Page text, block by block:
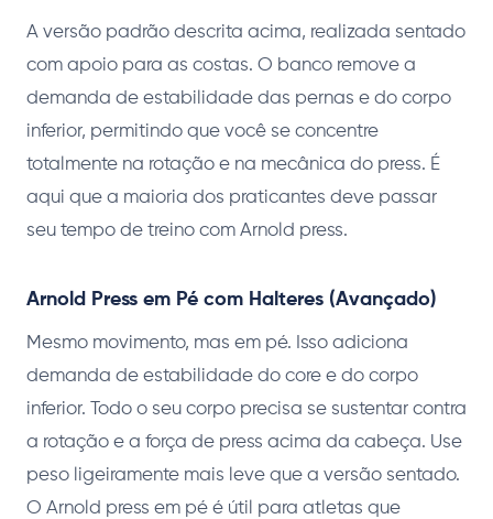
A versão padrão descrita acima, realizada sentado
com apoio para as costas. O banco remove a
demanda de estabilidade das pernas e do corpo
inferior, permitindo que você se concentre
totalmente na rotação e na mecânica do press. É
aqui que a maioria dos praticantes deve passar
seu tempo de treino com Arnold press.
Arnold Press em Pé com Halteres (Avançado)
Mesmo movimento, mas em pé. Isso adiciona
demanda de estabilidade do core e do corpo
inferior. Todo o seu corpo precisa se sustentar contra
a rotação e a força de press acima da cabeça. Use
peso ligeiramente mais leve que a versão sentado.
O Arnold press em pé é útil para atletas que